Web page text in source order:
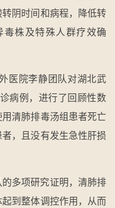
阴时间和病程，降低转
株及特殊人群疗效确
医院李静团队对湖北武
病例，进行了回顾性数
清肺排毒汤组患者死亡
，且没有发生急性肝损
多项研究证明，清肺排
到整体调控作用，从而